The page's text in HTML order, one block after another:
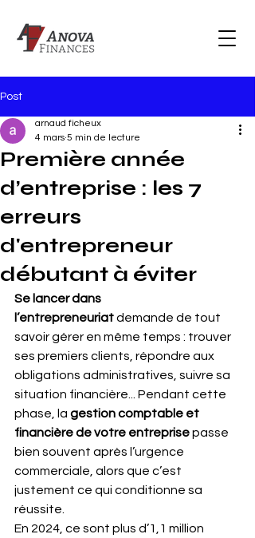
Post
Première année
d’entreprise : les 7
erreurs
d'entrepreneur
débutant à éviter
arnaud ficheux
4 mars 5 min de lecture
Se lancer dans
l’entrepreneuriat demande de tout
savoir gérer en même temps : trouver
ses premiers clients, répondre aux
obligations administratives, suivre sa
situation financière... Pendant cette
phase, la gestion comptable et
financière de votre entreprise passe
bien souvent après l’urgence
commerciale, alors que c’est
justement ce qui conditionne sa
réussite.
En 2024, ce sont plus d’1,1 million